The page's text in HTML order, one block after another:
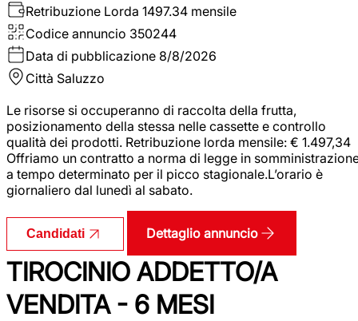
Retribuzione Lorda 1497.34 mensile
Codice annuncio 350244
Data di pubblicazione 8/8/2026
Città Saluzzo
Le risorse si occuperanno di raccolta della frutta,
posizionamento della stessa nelle cassette e controllo
qualità dei prodotti. Retribuzione lorda mensile: € 1.497,34
Offriamo un contratto a norma di legge in
a tempo determinato per il picco stagionale.L’orario è
giornaliero dal lunedì al sabato.
Candidati Dettaglio annuncio
TIROCINIO ADDETTO/A
VENDITA - 6 MESI